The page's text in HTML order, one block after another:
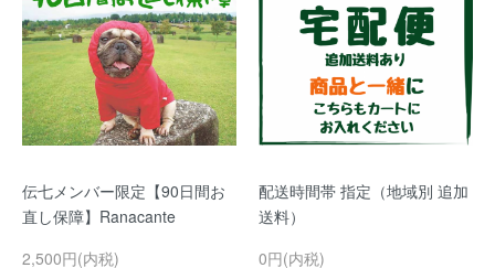
伝七メンバー限定【90日間お
直し保障】Ranacante
2,500円(内税)
配送時間帯 指定（地域別 追加
送料）
0円(内税)